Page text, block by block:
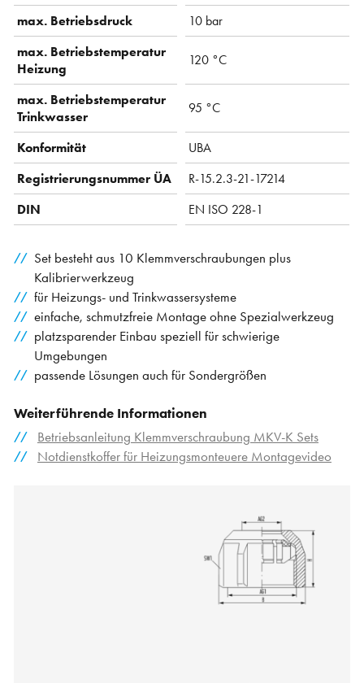
max. Betriebsdruck
10 bar
max. Betriebstemperatur
Heizung
120 °C
max. Betriebstemperatur
Trinkwasser
95 °C
Konformität
UBA
Registrierungsnummer ÜA
R-15.2.3-21-17214
DIN
EN ISO 228-1
Set besteht aus 10 Klemmverschraubungen plus
Kalibrierwerkzeug
für Heizungs- und Trinkwassersysteme
einfache, schmutzfreie Montage ohne Spezialwerkzeug
platzsparender Einbau speziell für schwierige
Umgebungen
passende Lösungen auch für Sondergrößen
Weiterführende Informationen
Betriebsanleitung Klemmverschraubung MKV-K Sets
Notdienstkoffer für Heizungsmonteuere Montagevideo